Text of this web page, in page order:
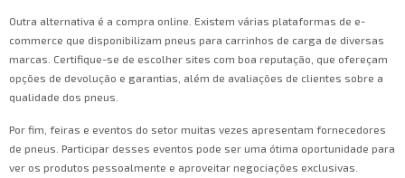
Outra alternativa é a compra online. Existem várias plataformas de e-
commerce que disponibilizam pneus para carrinhos de carga de diversas
marcas. Certifique-se de escolher sites com boa reputação, que ofereçam
opções de devolução e garantias, além de avaliações de clientes sobre a
qualidade dos pneus.
Por fim, feiras e eventos do setor muitas vezes apresentam fornecedores
de pneus. Participar desses eventos pode ser uma ótima oportunidade para
ver os produtos pessoalmente e aproveitar negociações exclusivas.